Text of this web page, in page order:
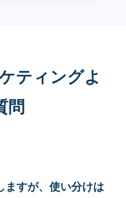
ティングよ
問
ますが、使い分けは